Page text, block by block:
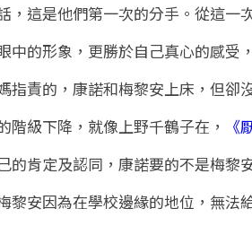
，這是他們第一次的分手。從這
中的形象，更勝於自己真心的感受
指責的，康諾和梅黎安上床，但卻
階級下降，就像上野千鶴子在，
《
的肯定及認同，康諾要的不是梅黎
黎安因為在學校邊緣的地位，無